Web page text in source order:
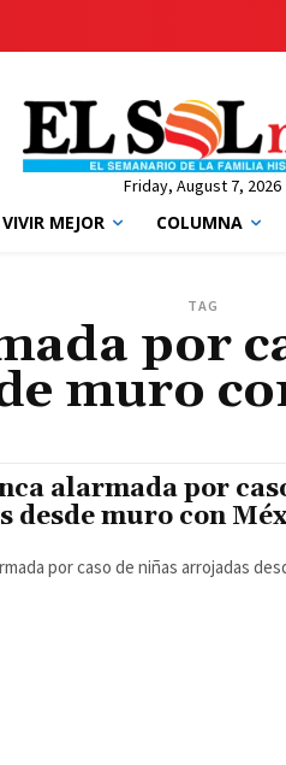
Friday, August 7, 2026
VIVIR MEJOR COLUMNA
TAG
por
muro
alarmada por
desde muro con
por caso de niñas arrojadas